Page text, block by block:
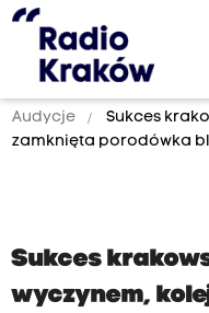
Audycje
Sukces
zamknięta porodówka
Sukces
wyczynem,